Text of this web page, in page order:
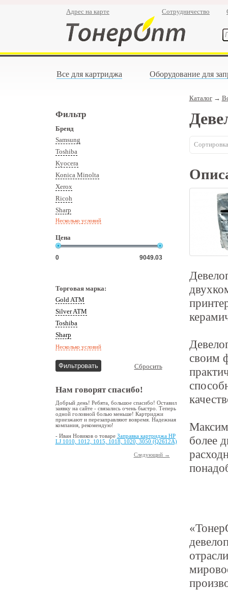
Адрес на карте Сотрудничество
Все для картриджа Оборудование для
Фильтр
Бренд
Samsung
Toshiba
Kyocera
Konica Minolta
Xerox
Ricoh
Sharp
Несколько условий
Цена
Торговая марка:
Gold ATM
Silver ATM
Toshiba
Sharp
Несколько условий
Сбросить
Нам говорят спасибо!
Добрый день! Ребята, большое спасибо! Оставил
заявку на сайте - связались очень быстро. Теперь
одной головной болью меньше! Картриджи
приезжают и перезаправляют вовремя. Надежная
компания, рекомендую!
- Иван Новиков о товаре Заправка картриджа HP
LJ 1010, 1012, 1015, 1018, 1020, 3050 (Q2612A)
Следующий →
Каталог→
своим
более